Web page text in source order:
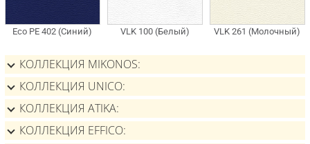
КОЛЛЕКЦИЯ MIKONOS
КОЛЛЕКЦИЯ UNICO
КОЛЛЕКЦИЯ ATIKA
КОЛЛЕКЦИЯ EFFICO